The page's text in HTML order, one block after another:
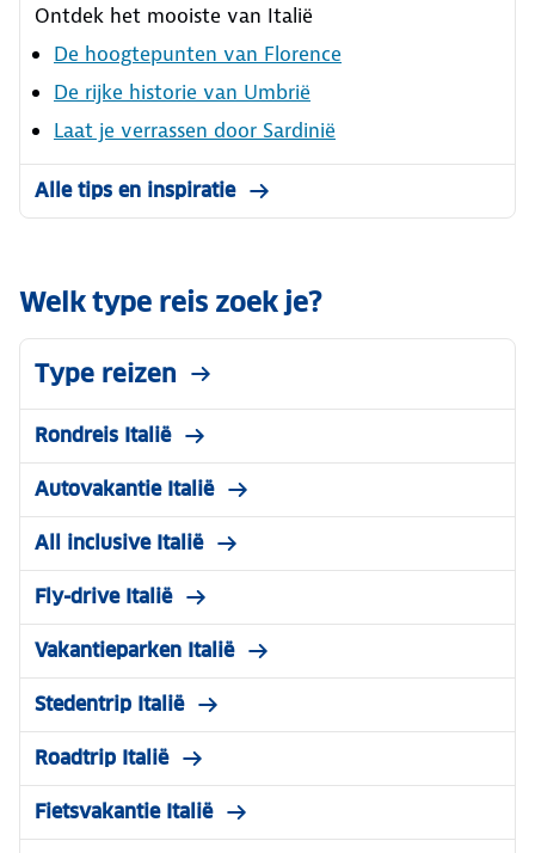
Ontdek het mooiste van Italië
De hoogtepunten van Florence
De rijke historie van Umbrië
Laat je verrassen door Sardinië
Alle tips en inspiratie
Welk type reis zoek je?
Type reizen
Rondreis Italië
Autovakantie Italië
All inclusive Italië
Fly-drive Italië
Vakantieparken Italië
Stedentrip Italië
Roadtrip Italië
Fietsvakantie Italië